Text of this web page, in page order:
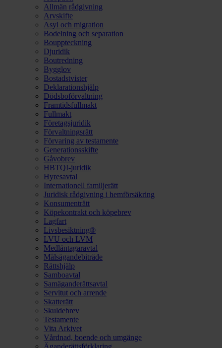
Allmän rådgivning
Arvskifte
Asyl och migration
Bodelning och separation
Bouppteckning
Djuridik
Boutredning
Bygglov
Bostadstvister
Deklarationshjälp
Dödsboförvaltning
Framtidsfullmakt
Fullmakt
Företagsjuridik
Förvaltningsrätt
Förvaring av testamente
Generationsskifte
Gåvobrev
HBTQI-juridik
Hyresavtal
Internationell familjerätt
Juridisk rådgivning i hemförsäkring
Konsumenträtt
Köpekontrakt och köpebrev
Lagfart
Livsbesiktning®
LVU och LVM
Medlåntagaravtal
Målsägandebiträde
Rättshjälp
Samboavtal
Samäganderättsavtal
Servitut och arrende
Skatterätt
Skuldebrev
Testamente
Vita Arkivet
Vårdnad, boende och umgänge
Äganderättsförklaring